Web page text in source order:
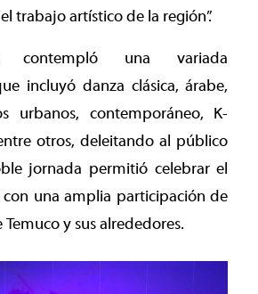
trabajo artístico de la región”.
contempló una variada
incluyó danza clásica, árabe,
urbanos, contemporáneo, K-
otros, deleitando al público
jornada permitió celebrar el
con una amplia participación de
y sus alrededores.